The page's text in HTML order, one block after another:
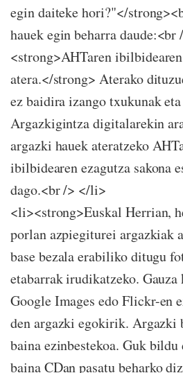
egin daiteke hori?"</
hauek egin beharra
<strong>AHTaren
atera.</strong> Aterako
ez baidira izango txukunak
Argazkigintza digitalarekin
argazki hauek ateratzeko
ibilbidearen ezagutza sakona
dago.<br /> </li>
<li><strong>Euskal Herrian,
porlan azpiegiturei argazkiak
base bezala erabiliko ditugu
etabarrak irudikatzeko.
Google Images edo Flickr-en
den argazki egokirik. Argazki
baina ezinbestekoa. Guk bildu
baina CDan pasatu beharko